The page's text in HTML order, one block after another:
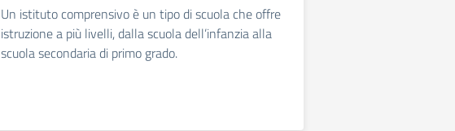
Un istituto comprensivo è un tipo di scuola che offre
istruzione a più livelli, dalla scuola dell’infanzia alla
scuola secondaria di primo grado.